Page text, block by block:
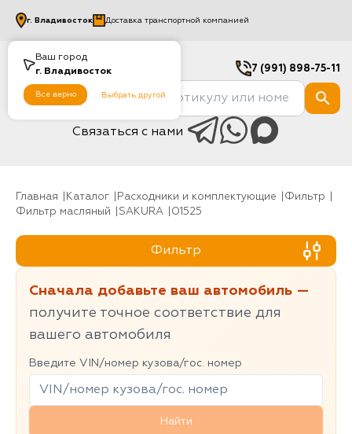
Ваш город
г. Владивосток
Все верно Выбрать другой
г. Владивосток Доставка транспортной компанией
7 (991) 898-75-11
Связаться с нами
Главная Каталог Расходники и комплектующие
фильтр
Фильтр масляный
SAKURA O1525
Фильтр
Сначала добавьте ваш автомобиль —
получите точное соответствие для
вашего автомобиля
Введите VIN/номер кузова/гос. номер
Найти